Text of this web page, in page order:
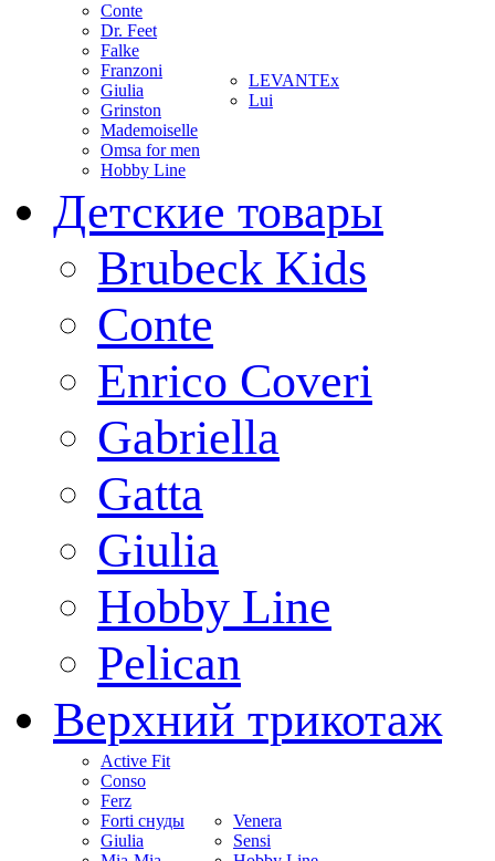
Conte
Dr. Feet
Falke
Franzoni
Giulia
Grinston
Mademoiselle
Omsa for men
Hobby Line
LEVANTEx
Lui
Детские товары
Brubeck Kids
Conte
Enrico Coveri
Gabriella
Gatta
Giulia
Hobby Line
Pelican
Верхний трикотаж
Active Fit
Conso
Ferz
Forti снуды
Giulia
Venera
Sensi